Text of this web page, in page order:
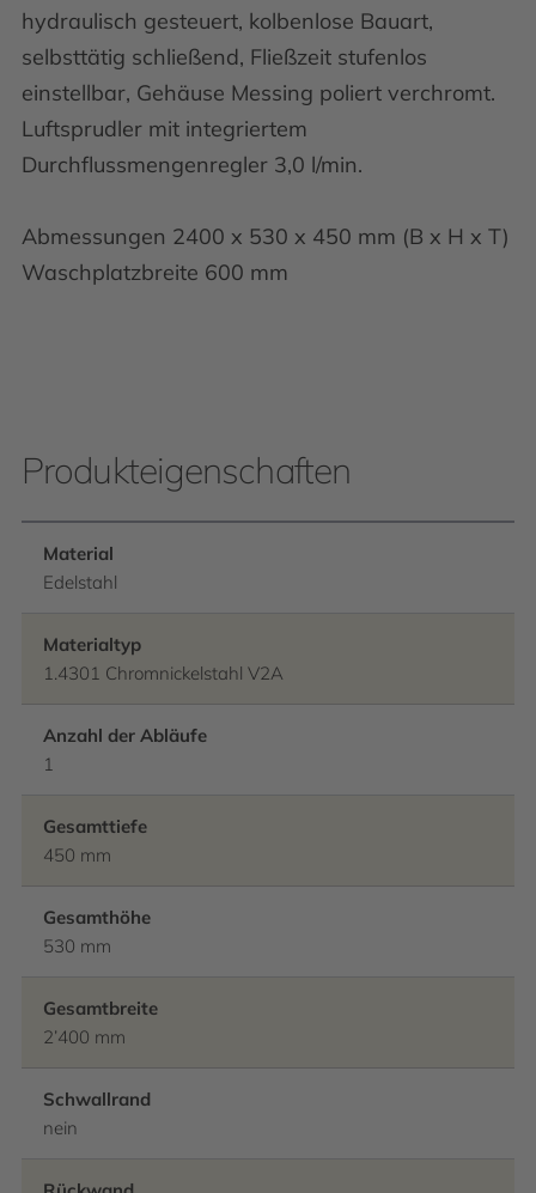
hydraulisch gesteuert, kolbenlose Bauart,
selbsttätig schließend, Fließzeit stufenlos
einstellbar, Gehäuse Messing poliert verchromt.
Luftsprudler mit integriertem
Durchflussmengenregler 3,0 l/min.
Abmessungen 2400 x 530 x 450 mm (B x H x T)
Waschplatzbreite 600 mm
Produkteigenschaften
Material
Edelstahl
Materialtyp
1.4301 Chromnickelstahl V2A
Anzahl der Abläufe
1
Gesamttiefe
450 mm
Gesamthöhe
530 mm
Gesamtbreite
2’400 mm
Schwallrand
nein